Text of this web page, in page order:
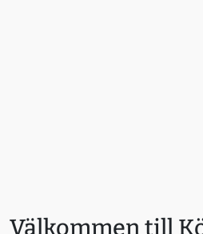
Välkommen till